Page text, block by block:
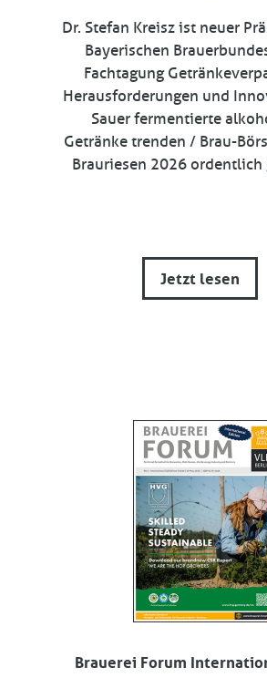
Dr. Stefan Kreisz ist neuer
Bayerischen
Fachtagung
Herausforderungen und
Sauer fermentierte
Getränke trenden / Brau-
Brauriesen 2026 ordentlich
Jetzt lesen
Brauerei Forum